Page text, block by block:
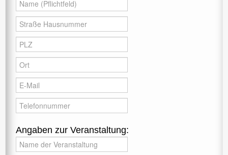
Angaben zur Veranstaltung: